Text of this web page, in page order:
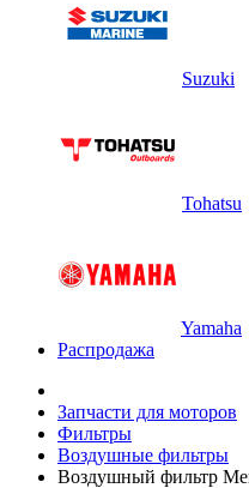
Suzuki
Tohatsu
Yamaha
Распродажа
Запчасти для моторов
Фильтры
Воздушные фильтры
Воздушный фильтр